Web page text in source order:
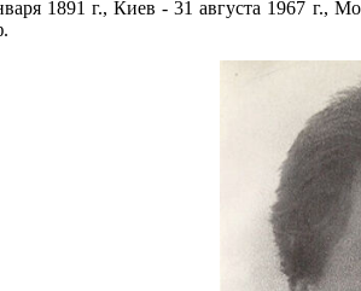
1891 г., Киев - 31 августа 1967 г.,